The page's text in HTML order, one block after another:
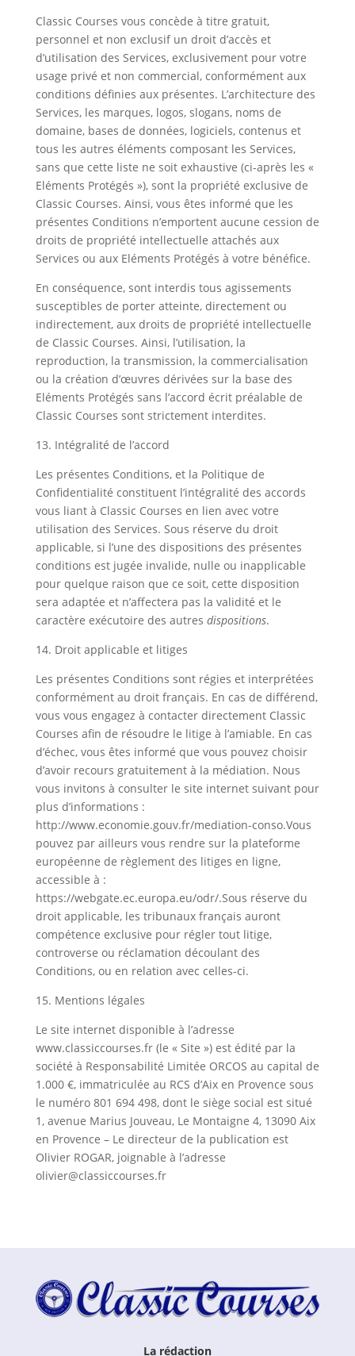
Classic Courses vous concède à titre gratuit,
personnel et non exclusif un droit d’accès et
d’utilisation des Services, exclusivement pour votre
usage privé et non commercial, conformément aux
conditions définies aux présentes. L’architecture des
Services, les marques, logos, slogans, noms de
domaine, bases de données, logiciels, contenus et
tous les autres éléments composant les Services,
sans que cette liste ne soit exhaustive (ci-après les «
Eléments Protégés »), sont la propriété exclusive de
Classic Courses. Ainsi, vous êtes informé que les
présentes Conditions n’emportent aucune cession de
droits de propriété intellectuelle attachés aux
Services ou aux Eléments Protégés à votre bénéfice.
En conséquence, sont interdis tous agissements
susceptibles de porter atteinte, directement ou
indirectement, aux droits de propriété intellectuelle
de Classic Courses. Ainsi, l’utilisation, la
reproduction, la transmission, la commercialisation
ou la création d’œuvres dérivées sur la base des
Eléments Protégés sans l’accord écrit préalable de
Classic Courses sont strictement interdites.
13. Intégralité de l’accord
Les présentes Conditions, et la Politique de
Confidentialité constituent l’intégralité des accords
vous liant à Classic Courses en lien avec votre
utilisation des Services. Sous réserve du droit
applicable, si l’une des dispositions des présentes
conditions est jugée invalide, nulle ou inapplicable
pour quelque raison que ce soit, cette disposition
sera adaptée et n’affectera pas la validité et le
caractère exécutoire des autres dispositions.
14. Droit applicable et litiges
Les présentes Conditions sont régies et interprétées
conformément au droit français. En cas de différend,
vous vous engagez à contacter directement Classic
Courses afin de résoudre le litige à l’amiable. En cas
d’échec, vous êtes informé que vous pouvez choisir
d’avoir recours gratuitement à la médiation. Nous
vous invitons à consulter le site internet suivant pour
plus d’informations :
http://www.economie.gouv.fr/mediation-conso.Vous
pouvez par ailleurs vous rendre sur la plateforme
européenne de règlement des litiges en ligne,
accessible à :
https://webgate.ec.europa.eu/odr/.Sous réserve du
droit applicable, les tribunaux français auront
compétence exclusive pour régler tout litige,
controverse ou réclamation découlant des
Conditions, ou en relation avec celles-ci.
15. Mentions légales
Le site internet disponible à l’adresse
www.classiccourses.fr (le « Site ») est édité par la
société à Responsabilité Limitée ORCOS au capital de
1.000 €, immatriculée au RCS d’Aix en Provence sous
le numéro 801 694 498, dont le siège social est situé
1, avenue Marius Jouveau, Le Montaigne 4, 13090 Aix
en Provence – Le directeur de la publication est
Olivier ROGAR, joignable à l’adresse
olivier@classiccourses.fr
La rédaction